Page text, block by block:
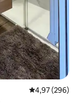
4,97 av 5 i
4,97 (296)